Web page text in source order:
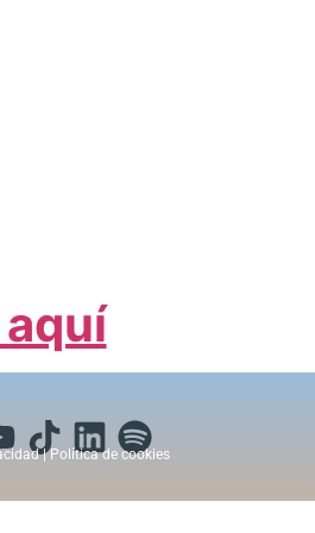
|Política de cookies